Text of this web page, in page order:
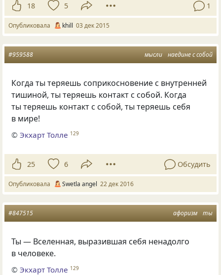
18 5 1
Опубликовала khill 03 дек 2015
мысли наедине с собой
#959588
Когда ты теряешь соприкосновение с внутренней
тишиной, ты теряешь контакт с собой. Когда
ты теряешь контакт с собой, ты теряешь себя
в мире!
©Экхарт Толле 129
25 6 Обсудить
Опубликовала Swetla angel 22 дек 2016
афоризм ты
#847515
Ты — Вселенная, выразившая себя ненадолго
в человеке.
©Экхарт Толле 129